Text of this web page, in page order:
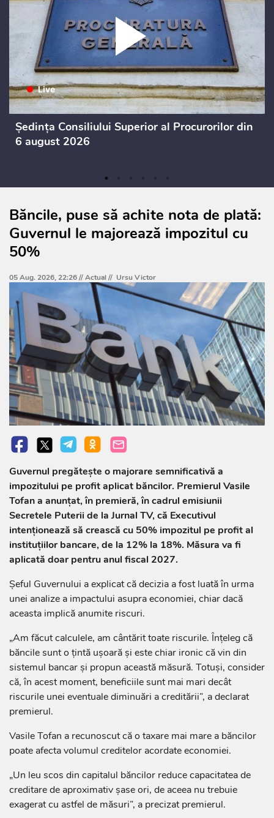
Ședința Consiliului Superior al Procurorilor din
6 august 2026
Băncile, puse să achite nota de plată:
Guvernul le majorează impozitul cu
50%
05 Aug. 2026, 22:26 //Actual// Ursu Victor
Guvernul pregătește o majorare semnificativă a
impozitului pe profit aplicat băncilor. Premierul Vasile
Tofan a anunțat, în premieră, în cadrul emisiunii
Secretele Puterii de la Jurnal TV, că Executivul
intenționează să crească cu 50% impozitul pe profit al
instituțiilor bancare, de la 12% la 18%. Măsura va fi
aplicată doar pentru anul fiscal 2027.
Șeful Guvernului a explicat că decizia a fost luată în urma
unei analize a impactului asupra economiei, chiar dacă
aceasta implică anumite riscuri.
„Am făcut calculele, am cântărit toate riscurile. Înțeleg că
băncile sunt o țintă ușoară și este chiar ironic că vin din
sistemul bancar și propun această măsură. Totuși, consider
că, în acest moment, beneficiile sunt mai mari decât
riscurile unei eventuale diminuări a creditării”, a declarat
premierul.
Vasile Tofan a recunoscut că o taxare mai mare a băncilor
poate afecta volumul creditelor acordate economiei.
„Un leu scos din capitalul băncilor reduce capacitatea de
creditare de aproximativ șase ori, de aceea nu trebuie
exagerat cu astfel de măsuri”, a precizat premierul.